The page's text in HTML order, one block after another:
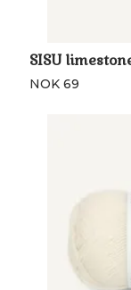
SISU
NOK 69